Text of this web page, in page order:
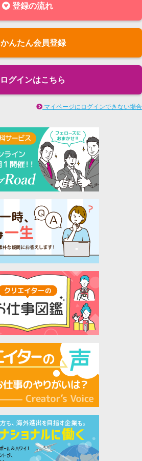
登録の流れ
かんたん会員登録
ログインはこちら
マイページにログインできない場合